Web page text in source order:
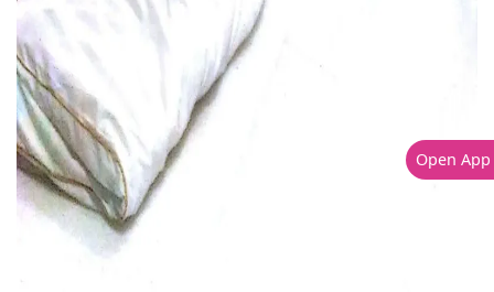
Open App